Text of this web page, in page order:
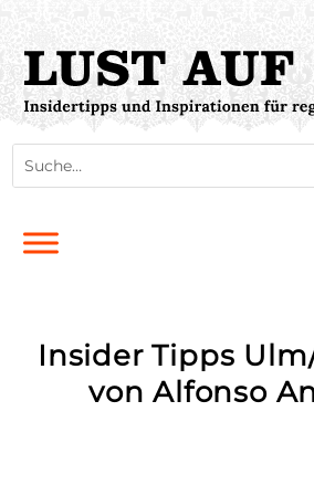
Insider Tipps
von Alfonso